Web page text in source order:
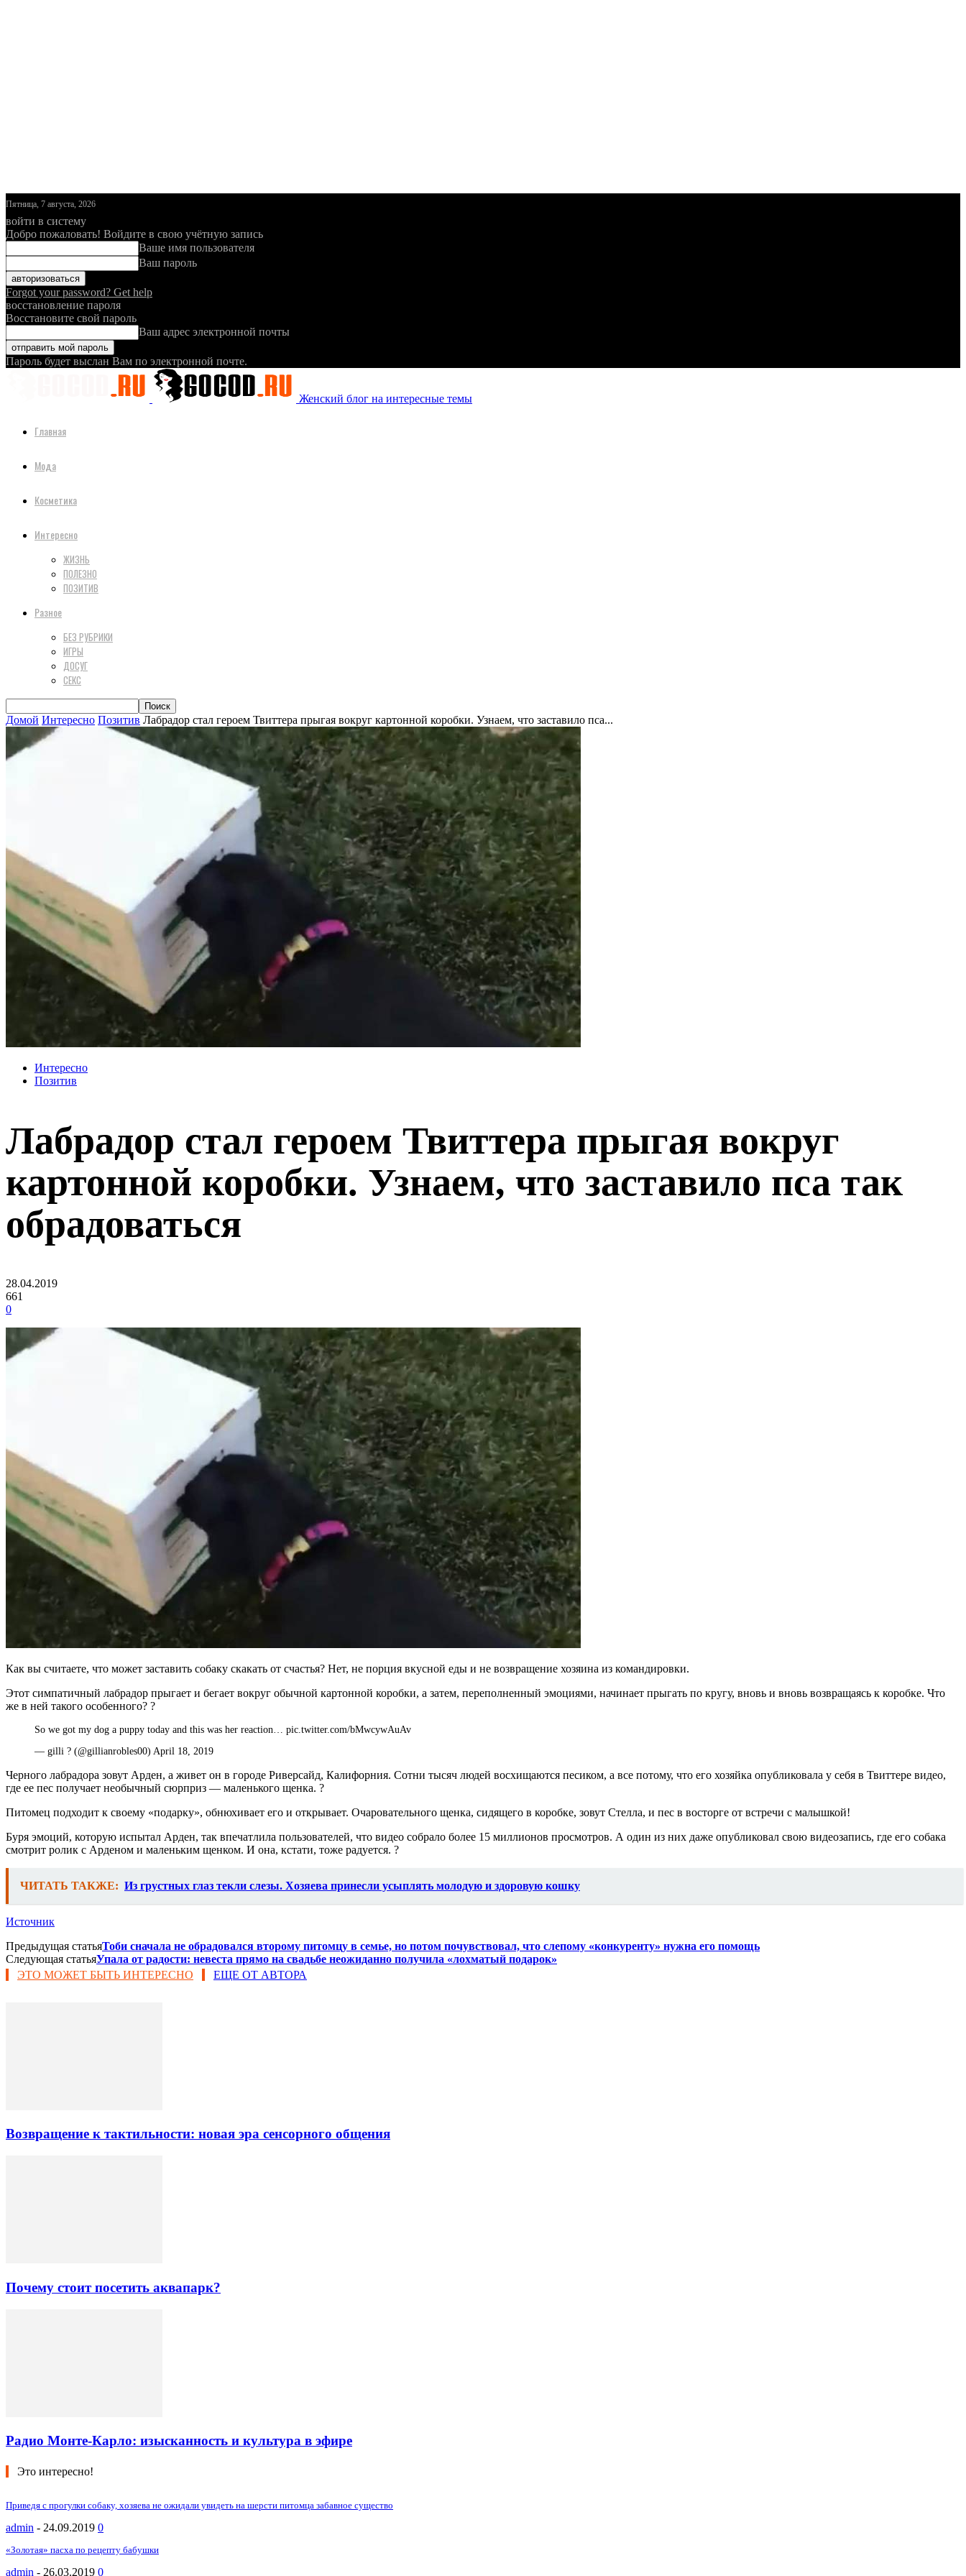
Пятница, 7 августа, 2026
войти в систему
Добро пожаловать! Войдите в свою учётную запись
Ваше имя пользователя
Ваш пароль
Forgot your password? Get help
восстановление пароля
Восстановите свой пароль
Ваш адрес электронной почты
Пароль будет выслан Вам по электронной почте.
Женский блог на интересные темы
Главная
Мода
Косметика
Интересно
ЖИЗНЬ
ПОЛЕЗНО
ПОЗИТИВ
Разное
БЕЗ РУБРИКИ
ИГРЫ
ДОСУГ
СЕКС
Домой Интересно Позитив Лабрадор стал героем Твиттера прыгая вокруг картонной коробки. Узнаем, что заставило пса...
Интересно
Позитив
Лабрадор стал героем Твиттера прыгая вокруг
картонной коробки. Узнаем, что заставило пса так
обрадоваться
28.04.2019
661
0
Как вы считаете, что может заставить собаку скакать от счастья? Нет, не порция вкусной еды и не возвращение хозяина из командировки.
Этот симпатичный лабрадор прыгает и бегает вокруг обычной картонной коробки, а затем, переполненный эмоциями, начинает прыгать по кругу, вновь и вновь возвращаясь к коробке. Что
же в ней такого особенного? ?
So we got my dog a puppy today and this was her reaction… pic.twitter.com/bMwcywAuAv
— gilli ? (@gillianrobles00) April 18, 2019
Черного лабрадора зовут Арден, а живет он в городе Риверсайд, Калифорния. Сотни тысяч людей восхищаются песиком, а все потому, что его хозяйка опубликовала у себя в Твиттере видео,
где ее пес получает необычный сюрприз — маленького щенка. ?
Питомец подходит к своему «подарку», обнюхивает его и открывает. Очаровательного щенка, сидящего в коробке, зовут Стелла, и пес в восторге от встречи с малышкой!
Буря эмоций, которую испытал Арден, так впечатлила пользователей, что видео собрало более 15 миллионов просмотров. А один из них даже опубликовал свою видеозапись, где его собака
смотрит ролик с Арденом и маленьким щенком. И она, кстати, тоже радуется. ?
ЧИТАТЬ ТАКЖЕ: Из грустных глаз текли слезы. Хозяева принесли усыплять молодую и здоровую кошку
Источник
Предыдущая статьяТоби сначала не обрадовался второму питомцу в семье, но потом почувствовал, что слепому «конкуренту» нужна его помощь
Следующая статьяУпала от радости: невеста прямо на свадьбе неожиданно получила «лохматый подарок»
ЭТО МОЖЕТ БЫТЬ ИНТЕРЕСНО
ЕЩЕ ОТ АВТОРА
Возвращение к тактильности: новая эра сенсорного общения
Почему стоит посетить аквапарк?
Радио Монте-Карло: изысканность и культура в эфире
Это интересно!
Приведя с прогулки собаку, хозяева не ожидали увидеть на шерсти питомца забавное существо
admin - 24.09.2019 0
«Золотая» пасха по рецепту бабушки
admin - 26.03.2019 0